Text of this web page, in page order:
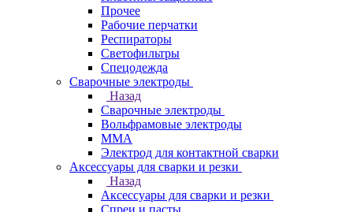
Прочее
Рабочие перчатки
Респираторы
Светофильтры
Спецодежда
Сварочные электроды
Назад
Сварочные электроды
Вольфрамовые электроды
ММА
Электрод для контактной сварки
Аксессуары для сварки и резки
Назад
Аксессуары для сварки и резки
Спреи и пасты